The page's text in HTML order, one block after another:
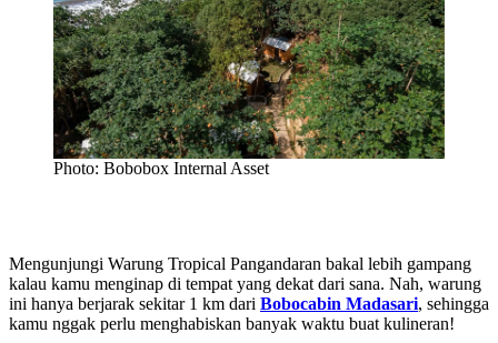
Photo: Bobobox Internal Asset
Mengunjungi Warung Tropical Pangandaran bakal lebih gampang
kalau kamu menginap di tempat yang dekat dari sana. Nah, warung
ini hanya berjarak sekitar 1 km dari Bobocabin Madasari, sehingga
kamu nggak perlu menghabiskan banyak waktu buat kulineran!